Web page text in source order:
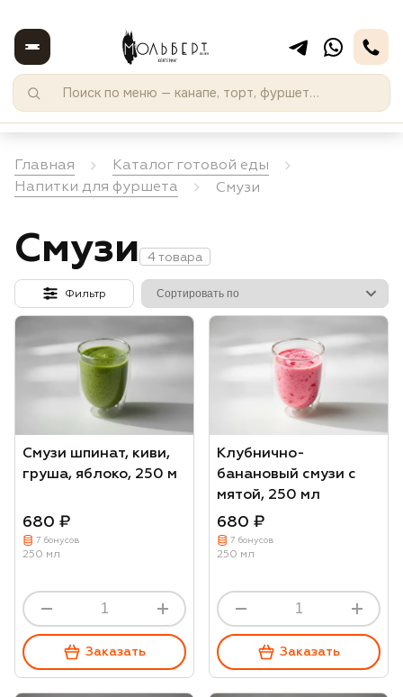
Главная
Каталог готовой еды
Напитки для фуршета
Смузи
Смузи 4 товара
Фильтр
Смузи шпинат, киви,
груша, яблоко, 250 м
680 ₽
7 бонусов
250 мл
Заказать
Клубнично-
банановый смузи с
мятой, 250 мл
680 ₽
7 бонусов
250 мл
Заказать